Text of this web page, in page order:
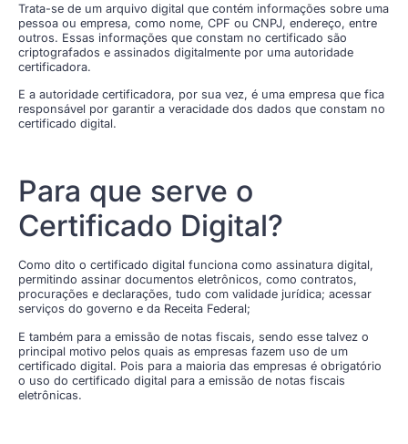
Trata-se de um arquivo digital que contém informações sobre uma
pessoa ou empresa, como nome, CPF ou CNPJ, endereço, entre
outros. Essas informações que constam no certificado são
criptografados e assinados digitalmente por uma autoridade
certificadora.
E a autoridade certificadora, por sua vez, é uma empresa que fica
responsável por garantir a veracidade dos dados que constam no
certificado digital.
Para que serve o
Certificado Digital?
Como dito o certificado digital funciona como assinatura digital,
permitindo assinar documentos eletrônicos, como contratos,
procurações e declarações, tudo com validade jurídica; acessar
serviços do governo e da Receita Federal;
E também para a emissão de notas fiscais, sendo esse talvez o
principal motivo pelos quais as empresas fazem uso de um
certificado digital. Pois para a maioria das empresas é obrigatório
o uso do certificado digital para a emissão de notas fiscais
eletrônicas.